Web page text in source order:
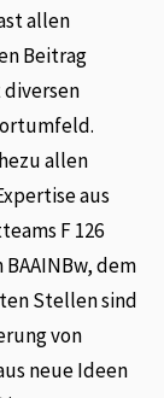
allen
Beitrag
allen
aus
F 126
dem
Stellen sind
von
neue Ideen